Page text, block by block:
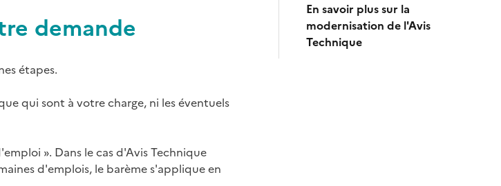
demande
étapes.
qui sont à votre charge, ni les éventuels
». Dans le cas d'Avis Technique
d'emplois, le barème s'applique en
En savoir plus sur la
modernisation de l'Avis
Technique